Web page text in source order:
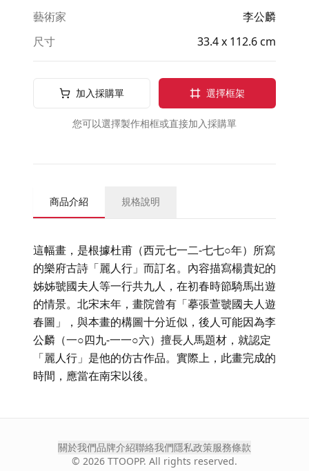
藝術家
李公麟
尺寸
33.4 x 112.6 cm
加入採購單 選擇框架
您可以選擇製作相框或直接加入採購單
商品介紹 規格說明
這幅畫，是根據杜甫（西元七一二-七七○年）所寫
的樂府古詩「麗人行」而訂名。內容描寫楊貴妃的
姊姊虢國夫人等一行共九人，在初春時節騎馬出遊
的情景。北宋末年，畫院曾有「摹張萱虢國夫人遊
春圖」，與本畫的構圖十分近似，後人可能因為李
公麟（一○四九-一一○六）擅長人馬題材，就認定
「麗人行」是他的仿古作品。實際上，此畫完成的
時間，應當在南宋以後。
關於我們品牌介紹聯絡我們隱私政策服務條款
© 2026 TTOOPP. All rights reserved.